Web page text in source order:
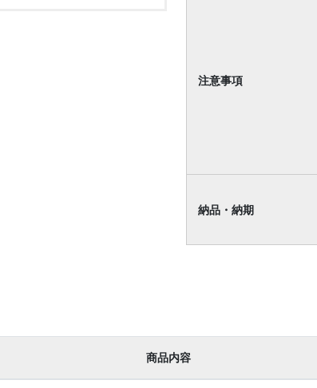
注意事項
納品・納期
商品内容